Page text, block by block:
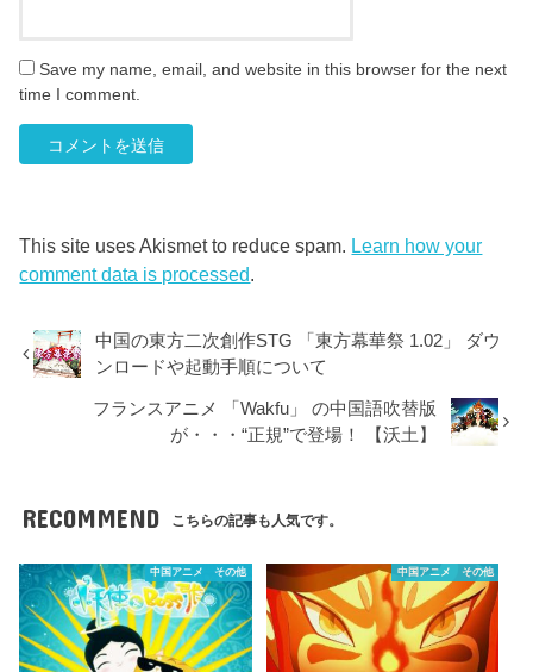
Save my name, email, and website in this browser for the next
time I comment.
This site uses Akismet to reduce spam. Learn how your
comment data is processed.
中国の東方二次創作STG 「東方幕華祭 1.02」 ダウ
ンロードや起動手順について
フランスアニメ 「Wakfu」 の中国語吹替版
が・・・“正規”で登場！ 【沃土】
RECOMMEND こちらの記事も人気です。
中国アニメ その他 中国アニメ その他